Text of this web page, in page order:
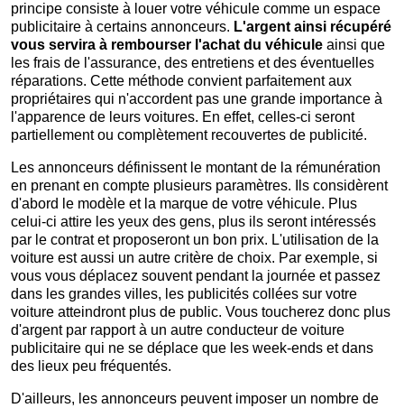
principe consiste à louer votre véhicule comme un espace
publicitaire à certains annonceurs. L'argent ainsi récupéré
vous servira à rembourser l'achat du véhicule ainsi que
les frais de l'assurance, des entretiens et des éventuelles
réparations. Cette méthode convient parfaitement aux
propriétaires qui n'accordent pas une grande importance à
l'apparence de leurs voitures. En effet, celles-ci seront
partiellement ou complètement recouvertes de publicité.
Les annonceurs définissent le montant de la rémunération
en prenant en compte plusieurs paramètres. Ils considèrent
d'abord le modèle et la marque de votre véhicule. Plus
celui-ci attire les yeux des gens, plus ils seront intéressés
par le contrat et proposeront un bon prix. L'utilisation de la
voiture est aussi un autre critère de choix. Par exemple, si
vous vous déplacez souvent pendant la journée et passez
dans les grandes villes, les publicités collées sur votre
voiture atteindront plus de public. Vous toucherez donc plus
d'argent par rapport à un autre conducteur de voiture
publicitaire qui ne se déplace que les week-ends et dans
des lieux peu fréquentés.
D'ailleurs, les annonceurs peuvent imposer un nombre de